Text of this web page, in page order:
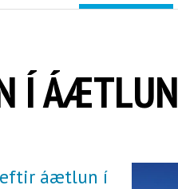
Í ÁÆTLUN
eftir áætlun í